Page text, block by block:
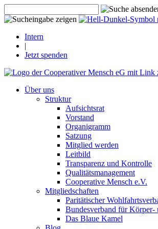
Intern
|
Jetzt spenden
Über uns
Struktur
Aufsichtsrat
Vorstand
Organigramm
Satzung
Mitglied werden
Leitbild
Transparenz und Kontrolle
Qualitätsmanagement
Cooperative Mensch e.V.
Mitgliedschaften
Paritätischer
Bundesverband für Körper-
Das Blaue Kamel